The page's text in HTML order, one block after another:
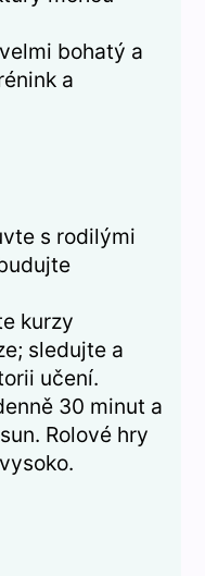
bohatý a
a
s rodilými
kurzy
sledujte a
učení.
30 minut a
Rolové hry